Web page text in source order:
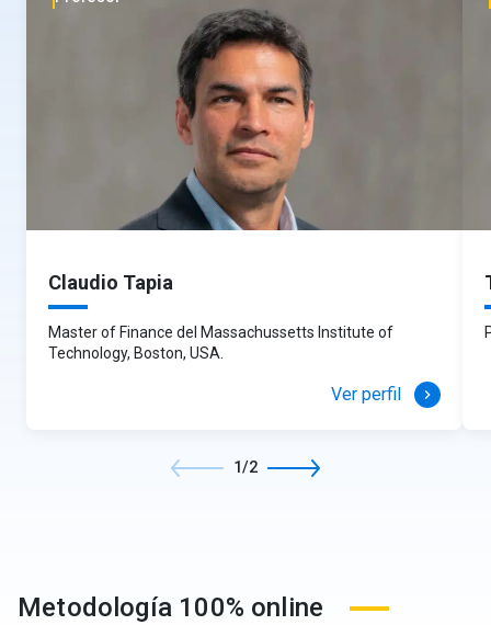
Claudio Tapia
Master of Finance del Massachussetts Institute of
Technology, Boston, USA.
Ver perfil keyboard_arrow_right
1/2
Metodología 100% online